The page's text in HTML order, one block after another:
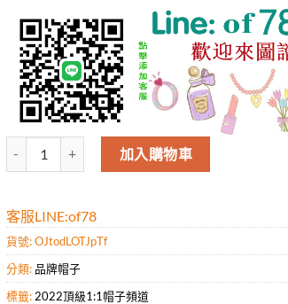
高仿Burberry21新款時尚休閑格紋雙面漁夫帽，
加入購物車
客服LINE:of78
貨號:OJtodLOTJpTf
分類: 品牌帽子
標籤: 2022頂級1:1帽子頻道